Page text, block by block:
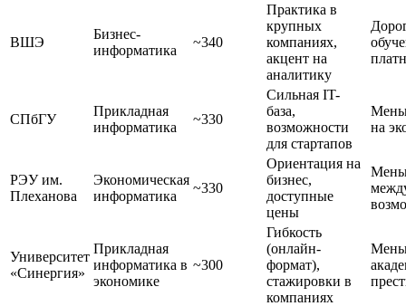
ВШЭ
Бизнес-
информатика
~340
Практика в
крупных
компаниях,
акцент на
аналитику
СПбГУ
Прикладная
информатика
~330
Сильная IT-
база,
возможности
для стартапов
на
РЭУ им.
Плеханова
Экономическая
информатика
~330
Ориентация на
бизнес,
доступные
цены
Университет
«Синергия»
Прикладная
информатика в
экономике
~300
Гибкость
(онлайн-
формат),
стажировки в
компаниях